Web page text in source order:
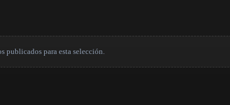
publicados para esta selección.